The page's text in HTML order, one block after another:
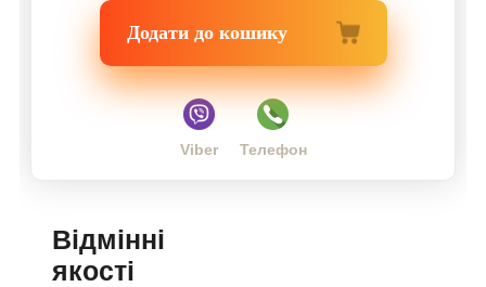
Додати до кошику
Viber Телефон
Відмінні
якості